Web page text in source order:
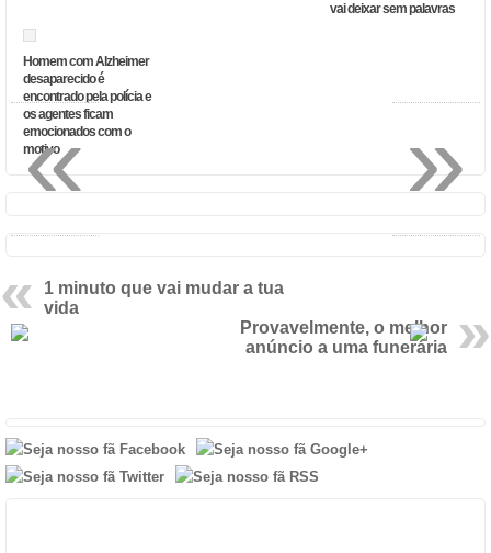
vai deixar sem palavras
Homem com Alzheimer
desaparecido é
encontrado pela polícia e
os agentes ficam
emocionados com o
motivo
1 minuto que vai mudar a tua
vida
Provavelmente, o melhor
anúncio a uma funerária
»
«